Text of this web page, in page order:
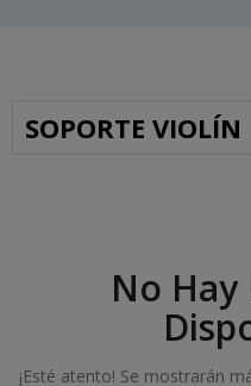
SOPORTE VIOLÍN
No
¡Esté atento! Se mostrarán